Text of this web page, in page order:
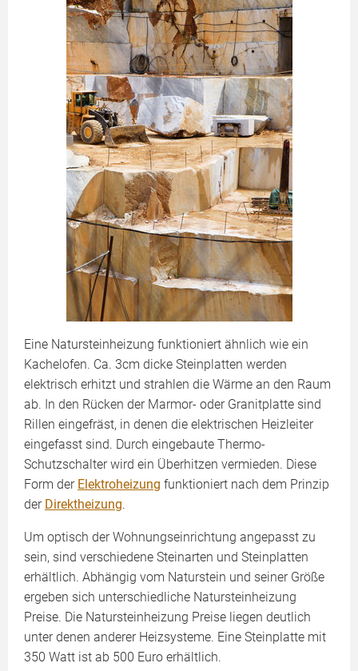
Eine Natursteinheizung funktioniert ähnlich wie ein
Kachelofen. Ca. 3cm dicke Steinplatten werden
elektrisch erhitzt und strahlen die Wärme an den Raum
ab. In den Rücken der Marmor- oder Granitplatte sind
Rillen eingefräst, in denen die elektrischen Heizleiter
eingefasst sind. Durch eingebaute Thermo-
Schutzschalter wird ein Überhitzen vermieden. Diese
Form der Elektroheizung funktioniert nach dem Prinzip
der Direktheizung.
Um optisch der Wohnungseinrichtung angepasst zu
sein, sind verschiedene Steinarten und Steinplatten
erhältlich. Abhängig vom Naturstein und seiner Größe
ergeben sich unterschiedliche Natursteinheizung
Preise. Die Natursteinheizung Preise liegen deutlich
unter denen anderer Heizsysteme. Eine Steinplatte mit
350 Watt ist ab 500 Euro erhältlich.